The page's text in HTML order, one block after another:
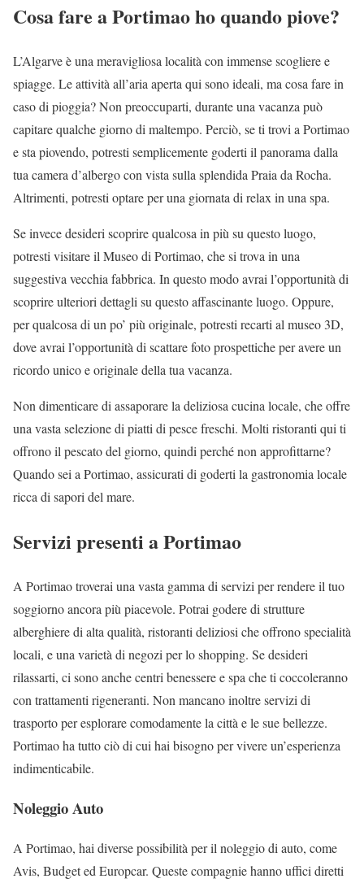
Cosa fare a Portimao ho quando piove?
L’Algarve è una meravigliosa località con immense scogliere e
spiagge. Le attività all’aria aperta qui sono ideali, ma cosa fare in
caso di pioggia? Non preoccuparti, durante una vacanza può
capitare qualche giorno di maltempo. Perciò, se ti trovi a Portimao
e sta piovendo, potresti semplicemente goderti il panorama dalla
tua camera d’albergo con vista sulla splendida Praia da Rocha.
Altrimenti, potresti optare per una giornata di relax in una spa.
Se invece desideri scoprire qualcosa in più su questo luogo,
potresti visitare il Museo di Portimao, che si trova in una
suggestiva vecchia fabbrica. In questo modo avrai l’opportunità di
scoprire ulteriori dettagli su questo affascinante luogo. Oppure,
per qualcosa di un po’ più originale, potresti recarti al museo 3D,
dove avrai l’opportunità di scattare foto prospettiche per avere un
ricordo unico e originale della tua vacanza.
Non dimenticare di assaporare la deliziosa cucina locale, che offre
una vasta selezione di piatti di pesce freschi. Molti ristoranti qui ti
offrono il pescato del giorno, quindi perché non approfittarne?
Quando sei a Portimao, assicurati di goderti la gastronomia locale
ricca di sapori del mare.
Servizi presenti a Portimao
A Portimao troverai una vasta gamma di servizi per rendere il tuo
soggiorno ancora più piacevole. Potrai godere di strutture
alberghiere di alta qualità, ristoranti deliziosi che offrono specialità
locali, e una varietà di negozi per lo shopping. Se desideri
rilassarti, ci sono anche centri benessere e spa che ti coccoleranno
con trattamenti rigeneranti. Non mancano inoltre servizi di
trasporto per esplorare comodamente la città e le sue bellezze.
Portimao ha tutto ciò di cui hai bisogno per vivere un’esperienza
indimenticabile.
Noleggio Auto
A Portimao, hai diverse possibilità per il noleggio di auto, come
Avis, Budget ed Europcar. Queste compagnie hanno uffici diretti